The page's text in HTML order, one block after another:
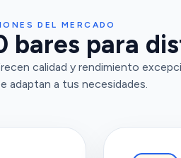
DEL MERCADO
bares para
calidad y rendimiento
adaptan a tus necesidades.